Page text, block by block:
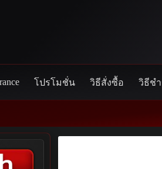
โปรโมชั่น วิธีสั่งซื้อ วิธีชำ